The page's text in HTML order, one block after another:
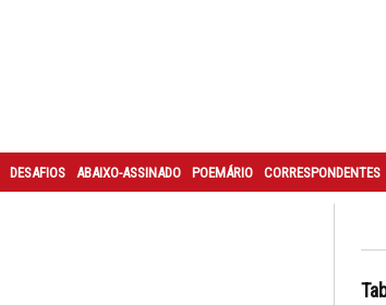
DESAFIOS ABAIXO-ASSINADO POEMÁRIO CORRESPONDENTES